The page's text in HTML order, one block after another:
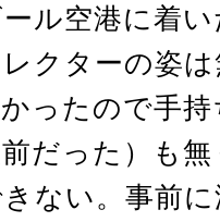
ル空港に着
クターの姿
ったので手
前だった）も
ない。事前